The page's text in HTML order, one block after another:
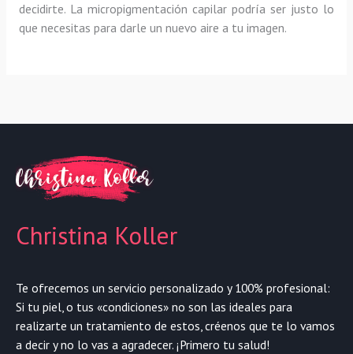
decidirte. La micropigmentación capilar podría ser justo lo
que necesitas para darle un nuevo aire a tu imagen.
Christina Koller
Te ofrecemos un servicio personalizado y 100% profesional:
Si tu piel, o tus «condiciones» no son las ideales para
realizarte un tratamiento de estos, créenos que te lo vamos
a decir y no lo vas a agradecer. ¡Primero tu salud!